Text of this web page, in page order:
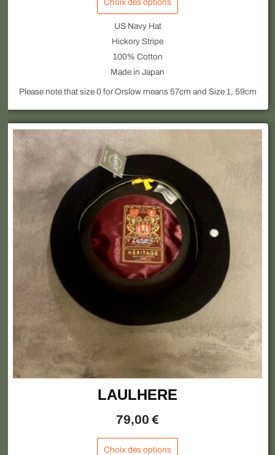
Choix des options
US Navy Hat
Hickory Stripe
100% Cotton
Made in Japan
Please note that size 0 for Orslow means 57cm and Size 1, 59cm
LAULHERE
79,00 €
Choix des options
Ce
plusieurs
variations.
Les
options
peuvent
être
choisies
sur